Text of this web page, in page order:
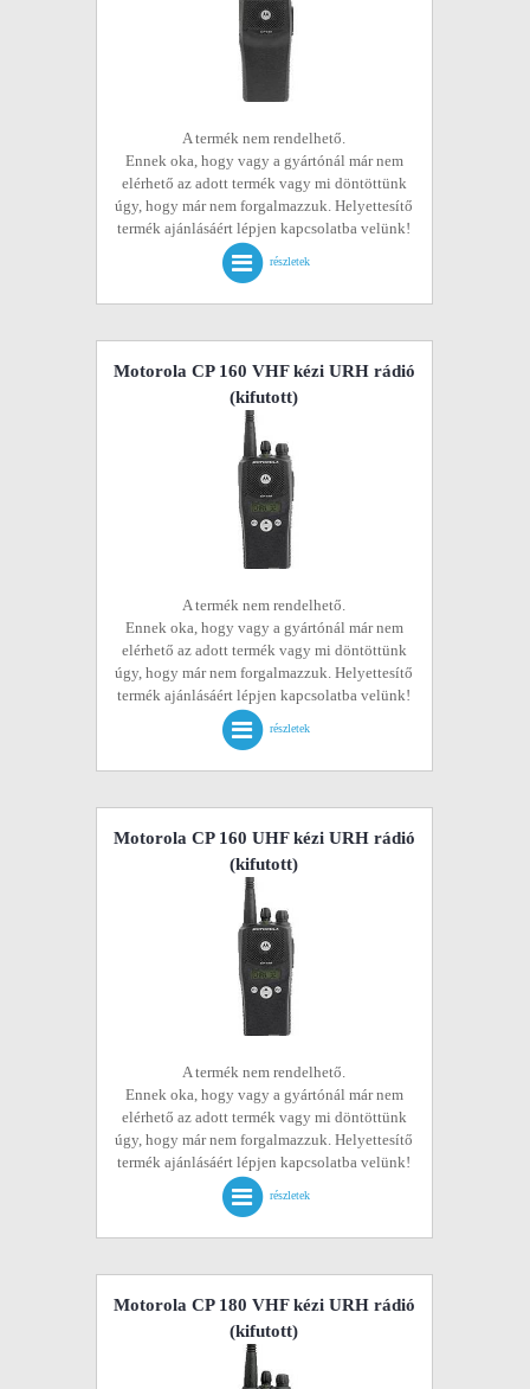
A termék nem rendelhető.
Ennek oka, hogy vagy a gyártónál már nem
elérhető az adott termék vagy mi döntöttünk
úgy, hogy már nem forgalmazzuk. Helyettesítő
termék ajánlásáért lépjen kapcsolatba velünk!
részletek
Motorola CP 160 VHF kézi URH rádió
(kifutott)
A termék nem rendelhető.
Ennek oka, hogy vagy a gyártónál már nem
elérhető az adott termék vagy mi döntöttünk
úgy, hogy már nem forgalmazzuk. Helyettesítő
termék ajánlásáért lépjen kapcsolatba velünk!
részletek
Motorola CP 160 UHF kézi URH rádió
(kifutott)
A termék nem rendelhető.
Ennek oka, hogy vagy a gyártónál már nem
elérhető az adott termék vagy mi döntöttünk
úgy, hogy már nem forgalmazzuk. Helyettesítő
termék ajánlásáért lépjen kapcsolatba velünk!
részletek
Motorola CP 180 VHF kézi URH rádió
(kifutott)